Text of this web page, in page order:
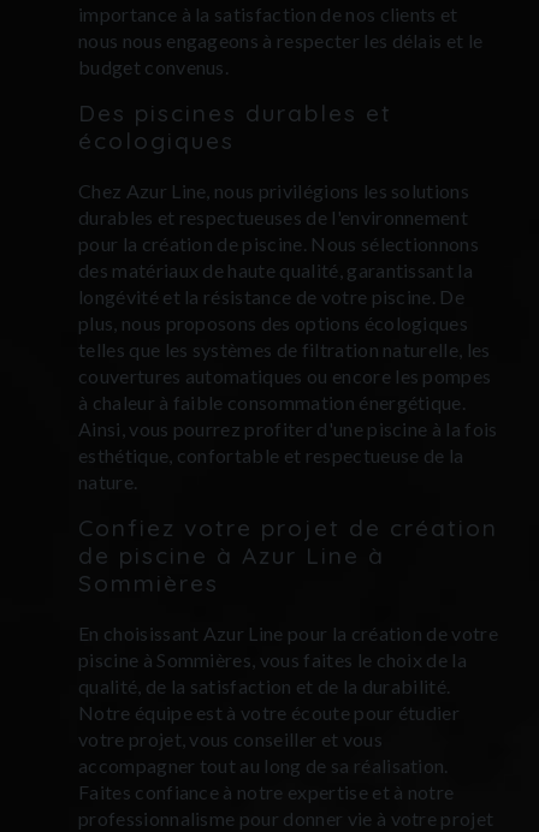
importance à la satisfaction de nos clients et
nous nous engageons à respecter les délais et le
budget convenus.
Des piscines durables et
écologiques
Chez Azur Line, nous privilégions les solutions
durables et respectueuses de l'environnement
pour la création de piscine. Nous sélectionnons
des matériaux de haute qualité, garantissant la
longévité et la résistance de votre piscine. De
plus, nous proposons des options écologiques
telles que les systèmes de filtration naturelle, les
couvertures automatiques ou encore les pompes
à chaleur à faible consommation énergétique.
Ainsi, vous pourrez profiter d'une piscine à la fois
esthétique, confortable et respectueuse de la
nature.
Confiez votre projet de création
de piscine à Azur Line à
Sommières
En choisissant Azur Line pour la création de votre
piscine à Sommières, vous faites le choix de la
qualité, de la satisfaction et de la durabilité.
Notre équipe est à votre écoute pour étudier
votre projet, vous conseiller et vous
accompagner tout au long de sa réalisation.
Faites confiance à notre expertise et à notre
professionnalisme pour donner vie à votre projet